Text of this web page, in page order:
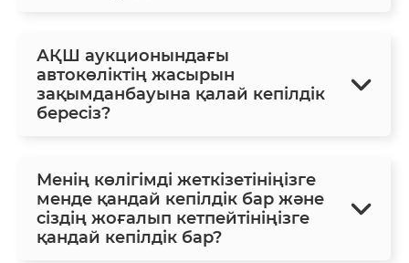
АҚШ аукционындағы
автокөліктің жасырын
зақымданбауына қалай кепілдік
бересіз?
Менің көлігімді жеткізетініңізге
менде қандай кепілдік бар және
сіздің жоғалып кетпейтініңізге
қандай кепілдік бар?